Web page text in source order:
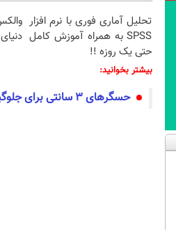
تحلیل آماری فوری با نرم افزار
SPSS به همراه آموزش کامل
حتی یک روزه !!
بیشتر بخوانید:
حسگرهای ۳ سانتی برای جلوگیری از سقوط هواپیما